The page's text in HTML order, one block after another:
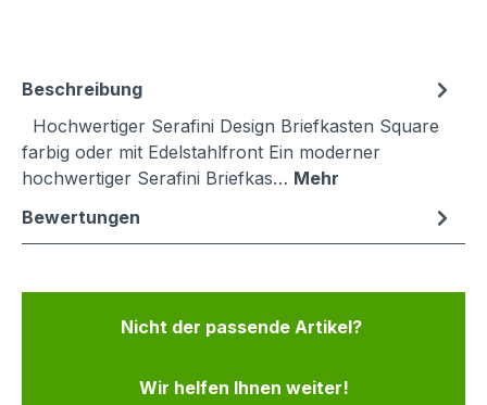
Beschreibung
Hochwertiger Serafini Design Briefkasten Square
farbig oder mit Edelstahlfront Ein moderner
hochwertiger Serafini Briefkas… Mehr
Bewertungen
Nicht der passende Artikel?
Wir helfen Ihnen weiter!